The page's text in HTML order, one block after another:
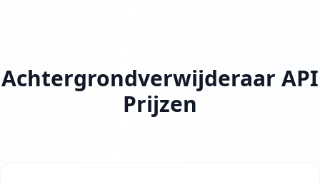
Achtergrondverwijderaar API
Prijzen